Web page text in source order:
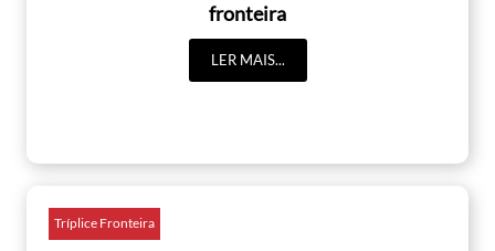
fronteira
LER MAIS...
Tríplice Fronteira